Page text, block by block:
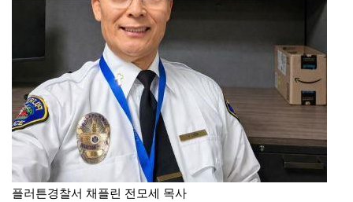
플러튼경찰서 채플린 전모세 목사